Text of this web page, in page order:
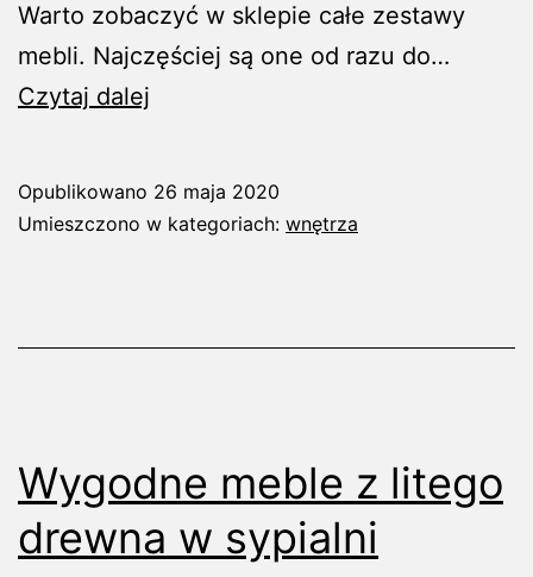
Warto zobaczyć w sklepie całe zestawy
mebli. Najczęściej są one od razu do…
Czytaj dalej
rodzaju
Opublikowano 26 maja 2020
Umieszczono w kategoriach: wnętrza
Wygodne meble z litego
drewna w sypialni